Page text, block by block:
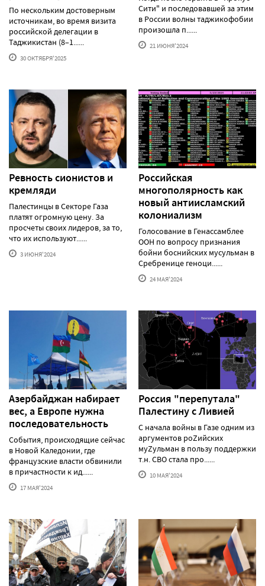
По нескольким достоверным
источникам, во время визита
российской делегации в
Таджикистан (8–1......
30 ОКТЯБРЯ'2025
Сити" и последовавшей за этим
в России волны таджикофобии
произошла п......
21 ИЮНЯ'2024
Ревность сионистов и
кремляди
Палестинцы в Секторе Газа
платят огромную цену. За
просчеты своих лидеров, за то,
что их используют......
3 ИЮНЯ'2024
Российская
многополярность как
новый антиисламский
колониализм
Голосование в Генассамблее
ООН по вопросу признания
бойни боснийских мусульман в
Сребренице геноци......
24 МАЯ'2024
Азербайджан набирает
вес, а Европе нужна
последовательность
События, происходящие сейчас
в Новой Каледонии, где
французские власти обвинили
в причастности к ид......
17 МАЯ'2024
Россия "перепутала"
Палестину с Ливией
С начала войны в Газе одним из
аргументов роZийских
муZульман в пользу поддержки
т.н. СВО стала про......
10 МАЯ'2024